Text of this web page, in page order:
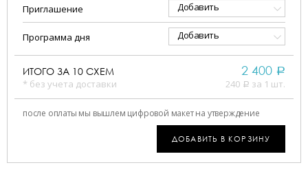
Приглашение Добавить
Программа дня Добавить
ИТОГО ЗА 10 СХЕМ
* без учета доставки
2 400 a
240 a за 1 шт.
после оплаты мы вышлем цифровой макет на утверждение
ДОБАВИТЬ В КОРЗИНУ